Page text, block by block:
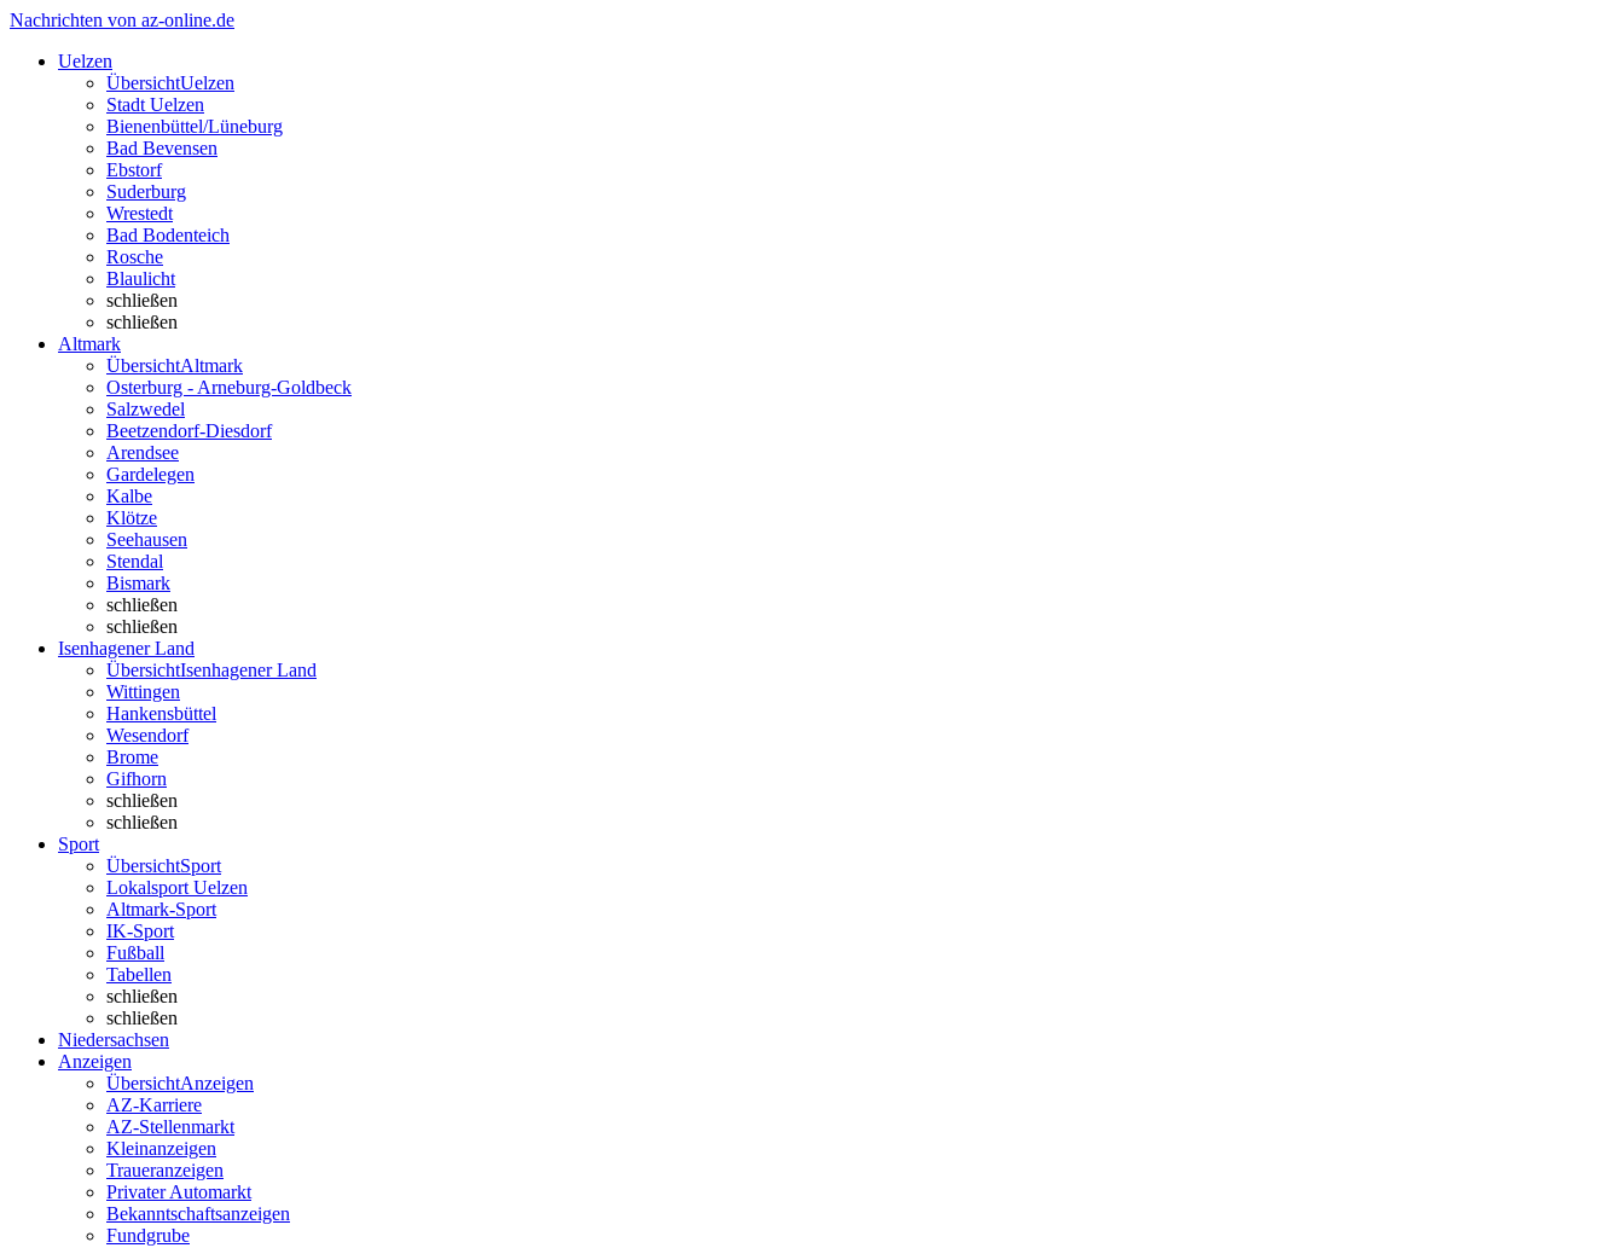
Nachrichten von az-online.de
Uelzen
ÜbersichtUelzen
Stadt Uelzen
Bienenbüttel/Lüneburg
Bad Bevensen
Ebstorf
Suderburg
Wrestedt
Bad Bodenteich
Rosche
Blaulicht
schließen
schließen
Altmark
ÜbersichtAltmark
Osterburg - Arneburg-Goldbeck
Salzwedel
Beetzendorf-Diesdorf
Arendsee
Gardelegen
Kalbe
Klötze
Seehausen
Stendal
Bismark
schließen
schließen
Isenhagener Land
ÜbersichtIsenhagener Land
Wittingen
Hankensbüttel
Wesendorf
Brome
Gifhorn
schließen
schließen
Sport
ÜbersichtSport
Lokalsport Uelzen
Altmark-Sport
IK-Sport
Fußball
Tabellen
schließen
schließen
Niedersachsen
Anzeigen
ÜbersichtAnzeigen
AZ-Karriere
AZ-Stellenmarkt
Kleinanzeigen
Traueranzeigen
Privater Automarkt
Bekanntschaftsanzeigen
Fundgrube